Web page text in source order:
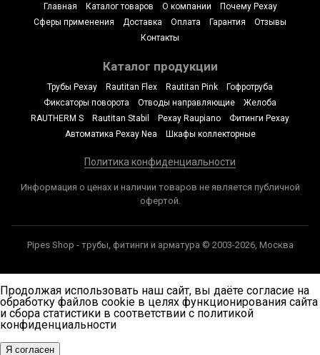
Главная Каталог товаров О компании
Почему Рехау
Сферы применения
Доставка Оплата Гарантия
Отзывы
Контакты
Каталог продукции
Трубы Рехау Rautitan Flex Rautitan Pink
Гофротруба
Фиксаторы поворота
Отводы направляющие
Желоба
RAUTHERM S
Rautitan Stabil Рехау Raupiano
Фитинги Рехау
Автоматика Рехау Nea
Шкафы коллекторные
Политика конфиденциальности
Информация о ценах и наличии товаров не является публичной
офертой.
Pipes Shop - трубы, фитинги и арматура © 2003-2026, Москва
Продолжая использовать наш сайт, вы даёте согласие на
обработку файлов cookie в целях функционирования сайта
и сбора статистики в соответствии с политикой
конфиденциальности
Я согласен